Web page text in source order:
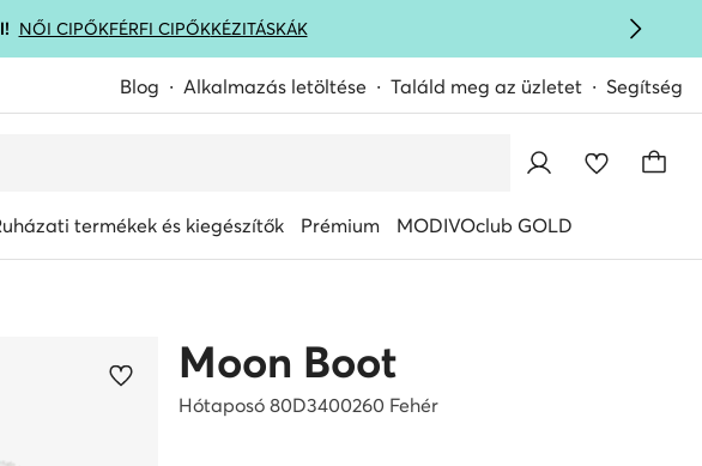
NŐI CIPŐKFÉRFI CIPŐKKÉZITÁSKÁK
Blog Alkalmazás letöltése Találd meg az üzletet Segítség
termékek és kiegészítők Prémium MODIVOclub GOLD
Moon Boot
Hótaposó 80D3400260 Fehér